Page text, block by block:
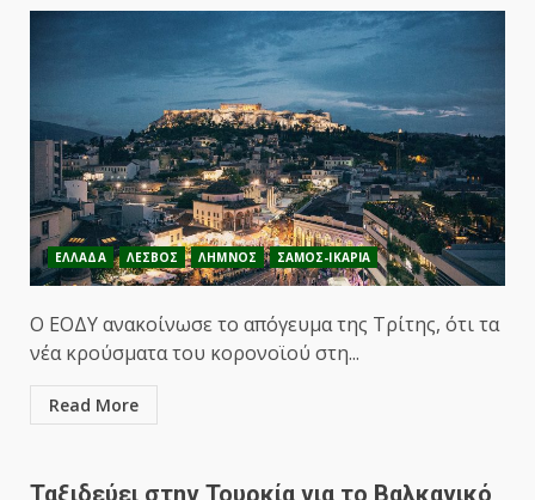
ΕΛΛΑΔΑ ΛΕΣΒΟΣ ΛΗΜΝΟΣ ΣΑΜΟΣ-ΙΚΑΡΙΑ
Ο ΕΟΔΥ ανακοίνωσε το απόγευμα της Τρίτης, ότι τα
νέα κρούσματα του κορονοϊού στη...
Read More
Ταξιδεύει στην Τουρκία για το Βαλκανικό